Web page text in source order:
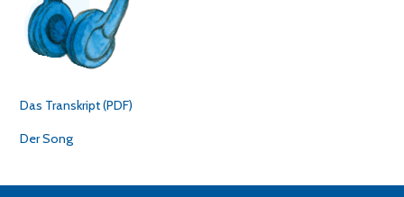
Das Transkript (PDF)
Der Song